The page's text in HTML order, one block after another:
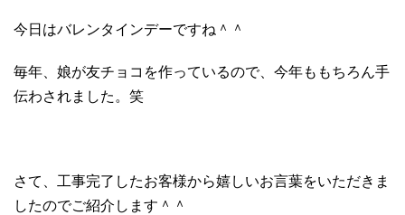
今日はバレンタインデーですね＾＾
毎年、娘が友チョコを作っているので、今年ももちろん手
伝わされました。笑
さて、工事完了したお客様から嬉しいお言葉をいただきま
したのでご紹介します＾＾